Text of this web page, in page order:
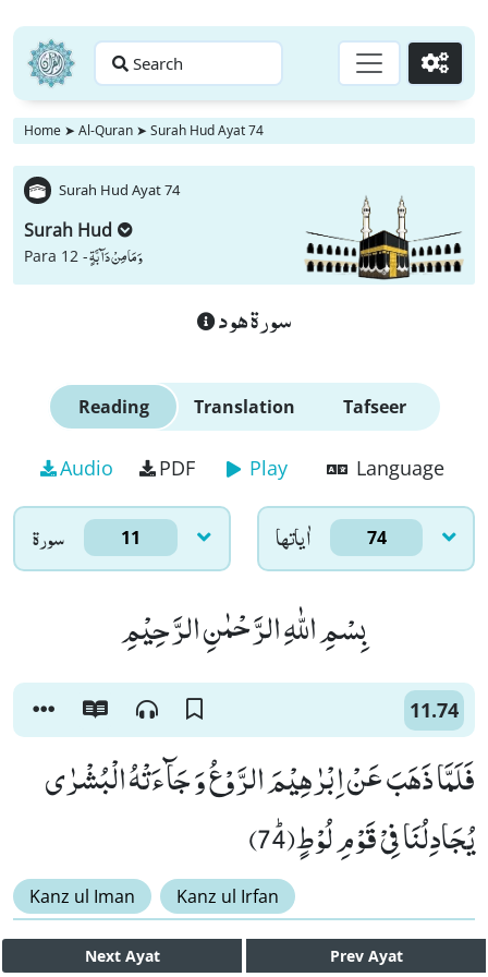
Search Go
Home ➤ Al-Quran ➤ Surah Hud Ayat 74
Surah Hud Ayat 74
Surah Hud
Para 12 -وَ مَا مِنْ دَآبَّةٍ
سورة هود
Reading Translation Tafseer
Audio PDF Play Language
سورۃ 11 اٰياتها 74
بِسْمِ اللّٰهِ الرَّحْمٰنِ الرَّحِیْمِ
11.74
فَلَمَّا ذَهَبَ عَنْ اِبْرٰهِیْمَ الرَّوْعُ وَ جَآءَتْهُ الْبُشْرٰى
یُجَادِلُنَا فِیْ قَوْمِ لُوْطٍﭤ(74)
Kanz ul Iman Kanz ul Irfan
Next Ayat Prev Ayat